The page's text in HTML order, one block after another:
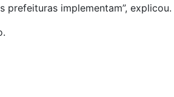
implementam”, explicou.